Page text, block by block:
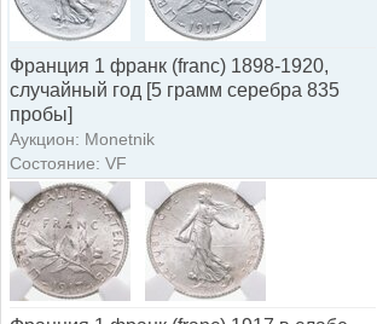
Франция 1 франк (franc) 1898-1920,
случайный год [5 грамм серебра 835
пробы]
Аукцион: Monetnik
Состояние: VF